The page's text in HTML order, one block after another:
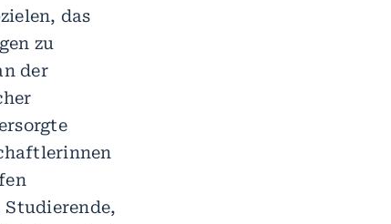
das
zu
der
Studierende,